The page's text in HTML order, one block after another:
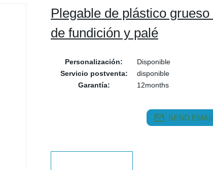
Plegable de plástico
de fundición y palé
Personalización:
Disponible
Servicio postventa:
disponible
Garantía:
12months
SEND